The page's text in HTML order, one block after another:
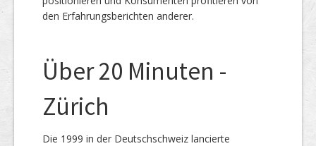
den Erfahrungsberichten anderer.
Über 20 Minuten -
Zürich
Die 1999 in der Deutschschweiz lancierte